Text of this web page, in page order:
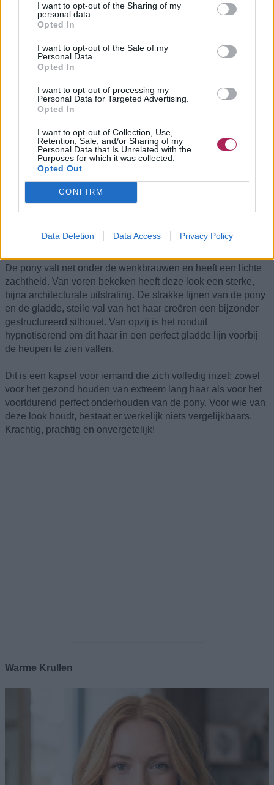
I want to opt-out of the Sharing of my
personal data.
Opted In
I want to opt-out of the Sale of my
Personal Data.
Opted In
I want to opt-out of processing my
Personal Data for Targeted Advertising.
Opted In
I want to opt-out of Collection, Use,
Retention, Sale, and/or Sharing of my
Personal Data that Is Unrelated with the
Purposes for which it was collected.
Opted Out
CONFIRM
Data Deletion Data Access Privacy Policy
Deze look bestaat uit zeer lang, steil blond haar met een
koele platinumtint, gecombineerd met een prachtige volle
pony die het gezicht omlijst. De lengte reikt ver onder de
heupen, en dat het haar op deze lengte nog in zo'n
uitstekende conditie verkeert, is op zichzelf al uitzonderlijk.
gezond haar.
De pony valt net onder de wenkbrauwen en heeft een lichte
zachtheid. Van voren bekeken heeft deze look een sterke,
bijna architecturale uitstraling. De strakke lijnen van de pony
en de gladde, steile val van het haar creëren een bijzonder
gestructureerd silhouet. Van opzij is het ronduit
hypnotiserend om dit haar in een perfect gladde lijn voorbij
de heupen te zien vallen.
Dit is een kapsel voor iemand die zich volledig inzet: zowel
voor het gezond houden van extreem lang haar als voor het
voortdurend perfect onderhouden van de pony. Voor wie van
deze look houdt, bestaat er werkelijk niets vergelijkbaars.
Krachtig, prachtig en onvergetelijk!
Warme Krullen